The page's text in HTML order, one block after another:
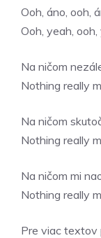
Ooh, áno, ooh,
Ooh, yeah, ooh,
Na ničom
Nothing really
Na ničom
Nothing really
Na ničom mi
Nothing really
Pre viac textov